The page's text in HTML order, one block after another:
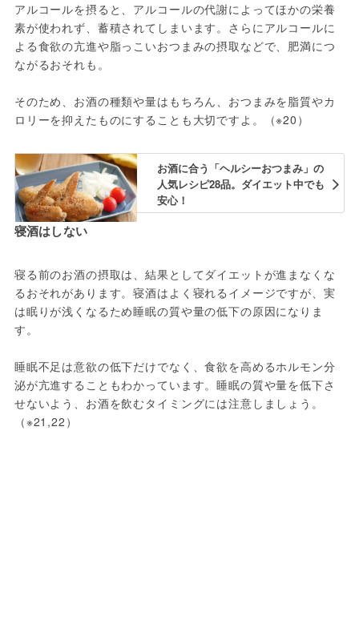
アルコールを摂ると、アルコールの代謝によってほかの栄養
素が使われず、蓄積されてしまいます。さらにアルコールに
よる食欲の亢進や脂っこいおつまみの摂取などで、肥満につ
ながるおそれも。
そのため、お酒の種類や量はもちろん、おつまみを脂質やカ
ロリーを抑えたものにすることも大切ですよ。（※20）
お酒に合う「ヘルシーおつまみ」の
人気レシピ28品。ダイエット中でも
安心！
寝酒はしない
寝る前のお酒の摂取は、結果としてダイエットが進まなくな
るおそれがあります。寝酒はよく寝れるイメージですが、実
は眠りが浅くなるため睡眠の質や量の低下の原因になりま
す。
睡眠不足は意欲の低下だけでなく、食欲を高めるホルモン分
泌が亢進することもわかっています。睡眠の質や量を低下さ
せないよう、お酒を飲むタイミングには注意しましょう。
（※21,22）